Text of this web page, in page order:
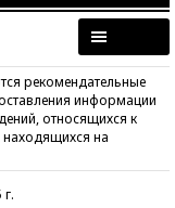
рекомендательные
информации
относящихся к
находящихся на